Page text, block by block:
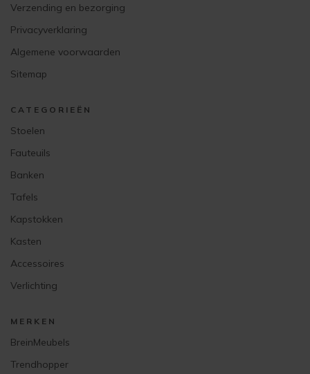
Verzending en bezorging
Privacyverklaring
Algemene voorwaarden
Sitemap
CATEGORIEËN
Stoelen
Fauteuils
Banken
Tafels
Kapstokken
Kasten
Accessoires
Verlichting
MERKEN
BreinMeubels
Trendhopper